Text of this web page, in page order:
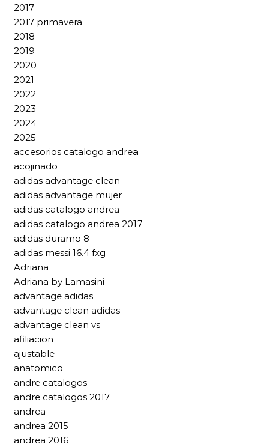
2017
2017 primavera
2018
2019
2020
2021
2022
2023
2024
2025
accesorios catalogo andrea
acojinado
adidas advantage clean
adidas advantage mujer
adidas catalogo andrea
adidas catalogo andrea 2017
adidas duramo 8
adidas messi 16.4 fxg
Adriana
Adriana by Lamasini
advantage adidas
advantage clean adidas
advantage clean vs
afiliacion
ajustable
anatomico
andre catalogos
andre catalogos 2017
andrea
andrea 2015
andrea 2016